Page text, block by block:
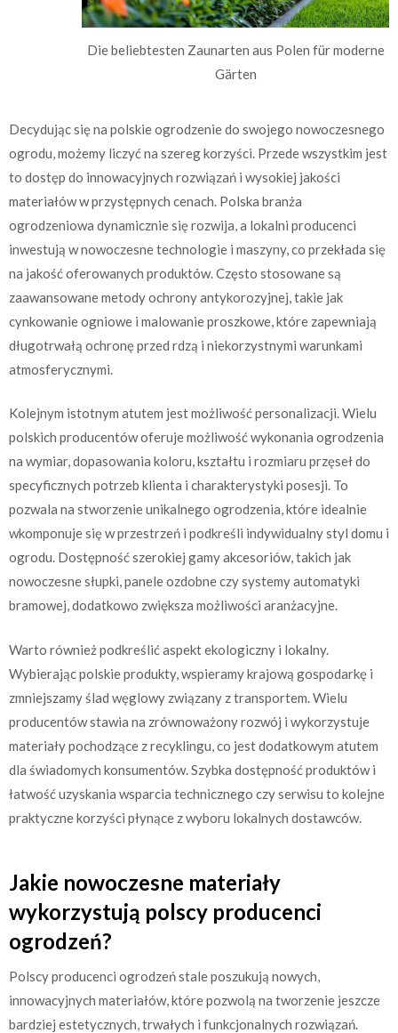
Die beliebtesten Zaunarten aus Polen für moderne
Gärten
Decydując się na polskie ogrodzenie do swojego nowoczesnego
ogrodu, możemy liczyć na szereg korzyści. Przede wszystkim jest
to dostęp do innowacyjnych rozwiązań i wysokiej jakości
materiałów w przystępnych cenach. Polska branża
ogrodzeniowa dynamicznie się rozwija, a lokalni producenci
inwestują w nowoczesne technologie i maszyny, co przekłada się
na jakość oferowanych produktów. Często stosowane są
zaawansowane metody ochrony antykorozyjnej, takie jak
cynkowanie ogniowe i malowanie proszkowe, które zapewniają
długotrwałą ochronę przed rdzą i niekorzystnymi warunkami
atmosferycznymi.
Kolejnym istotnym atutem jest możliwość personalizacji. Wielu
polskich producentów oferuje możliwość wykonania ogrodzenia
na wymiar, dopasowania koloru, kształtu i rozmiaru przęseł do
specyficznych potrzeb klienta i charakterystyki posesji. To
pozwala na stworzenie unikalnego ogrodzenia, które idealnie
wkomponuje się w przestrzeń i podkreśli indywidualny styl domu i
ogrodu. Dostępność szerokiej gamy akcesoriów, takich jak
nowoczesne słupki, panele ozdobne czy systemy automatyki
bramowej, dodatkowo zwiększa możliwości aranżacyjne.
Warto również podkreślić aspekt ekologiczny i lokalny.
Wybierając polskie produkty, wspieramy krajową gospodarkę i
zmniejszamy ślad węglowy związany z transportem. Wielu
producentów stawia na zrównoważony rozwój i wykorzystuje
materiały pochodzące z recyklingu, co jest dodatkowym atutem
dla świadomych konsumentów. Szybka dostępność produktów i
łatwość uzyskania wsparcia technicznego czy serwisu to kolejne
praktyczne korzyści płynące z wyboru lokalnych dostawców.
Jakie nowoczesne materiały
wykorzystują polscy producenci
ogrodzeń?
Polscy producenci ogrodzeń stale poszukują nowych,
innowacyjnych materiałów, które pozwolą na tworzenie jeszcze
bardziej estetycznych, trwałych i funkcjonalnych rozwiązań.